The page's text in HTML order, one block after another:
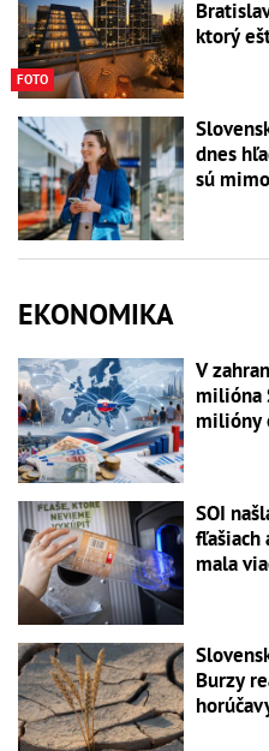
FOTO
ktorý
dnes
sú
EKONOMIKA
V
milióna
milióny
SOI
fľašiach
mala
Burzy